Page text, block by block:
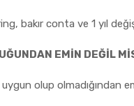
bakır conta ve 1 yıl
EMİN DEĞİL
uygun olup